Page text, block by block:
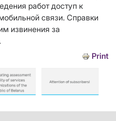
работ доступ к
связи. Справки
извинения за
Print